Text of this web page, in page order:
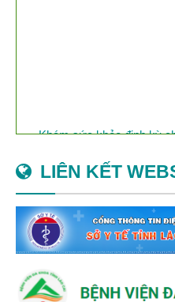
Khám sức khỏe định kỳ
LIÊN KẾT